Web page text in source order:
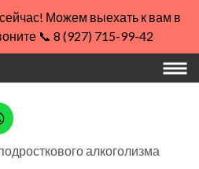
Можем выехать к вам в
📞 8 (927) 715-99-42
алкоголизма